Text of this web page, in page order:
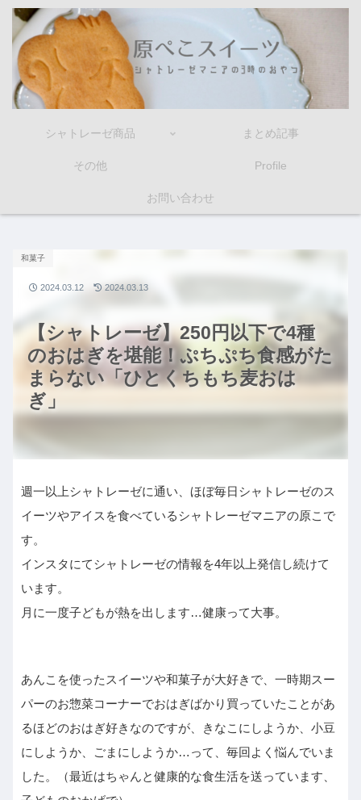
シャトレーゼ商品 まとめ記事
その他 Profile
お問い合わせ
【シャトレーゼ】250円以下で4種
のおはぎを堪能！ぷちぷち食感がた
まらない「ひとくちもち麦おは
ぎ」
和菓子
2024.03.12 2024.03.13
週一以上シャトレーゼに通い、ほぼ毎日シャトレーゼのス
イーツやアイスを食べているシャトレーゼマニアの原こで
す。
インスタにてシャトレーゼの情報を4年以上発信し続けて
います。
月に一度子どもが熱を出します…健康って大事。
あんこを使ったスイーツや和菓子が大好きで、一時期スー
パーのお惣菜コーナーでおはぎばかり買っていたことがあ
るほどのおはぎ好きなのですが、きなこにしようか、小豆
にしようか、ごまにしようか…って、毎回よく悩んでいま
した。（最近はちゃんと健康的な食生活を送っています、